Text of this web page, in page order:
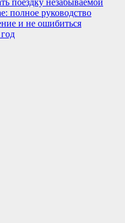
поездку незабываемой
полное руководство
и не ошибиться